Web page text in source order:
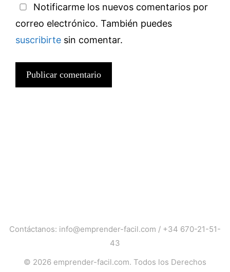
Notificarme los nuevos comentarios por
correo electrónico. También puedes
suscribirte sin comentar.
Contáctanos: info@emprender-facil.com / +34 670-21-51-
43
© 2026 emprender-facil.com. Todos los Derechos